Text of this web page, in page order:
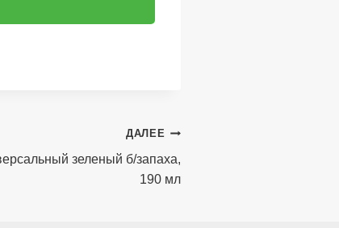
ДАЛЕЕ
зеленый б/запаха,
190 мл